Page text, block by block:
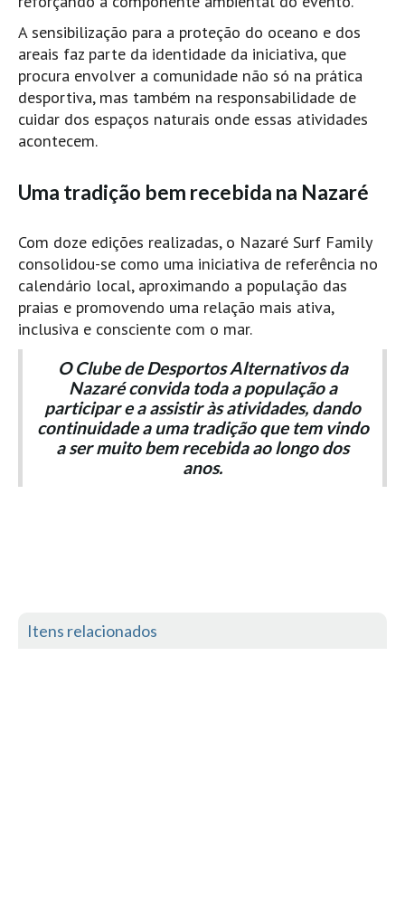
Loja
Pranchas
Acessórios de Surf
Skate
Cursos de Shape
Contactos
Contactos Surftotal
A sensibilização para a proteção do oceano e dos
areais faz parte da identidade da iniciativa, que
procura envolver a comunidade não só na prática
desportiva, mas também na responsabilidade de
cuidar dos espaços naturais onde essas atividades
acontecem.
Uma tradição bem recebida na Nazaré
Com doze edições realizadas, o Nazaré Surf Family
consolidou-se como uma iniciativa de referência no
calendário local, aproximando a população das
praias e promovendo uma relação mais ativa,
inclusiva e consciente com o mar.
O Clube de Desportos Alternativos da
Nazaré convida toda a população a
participar e a assistir às atividades, dando
continuidade a uma tradição que tem vindo
a ser muito bem recebida ao longo dos
anos.
Itens relacionados